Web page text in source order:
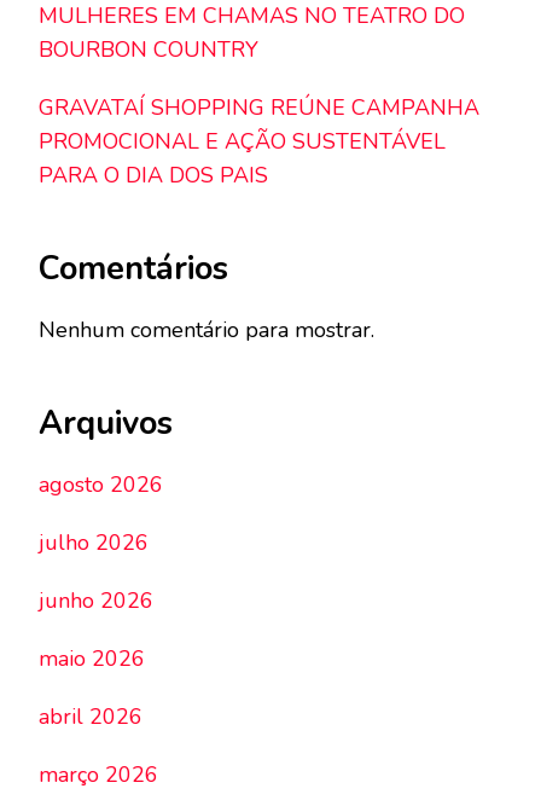
MULHERES EM CHAMAS NO TEATRO DO
BOURBON COUNTRY
GRAVATAÍ SHOPPING REÚNE CAMPANHA
PROMOCIONAL E AÇÃO SUSTENTÁVEL
PARA O DIA DOS PAIS
Comentários
Nenhum comentário para mostrar.
Arquivos
agosto 2026
julho 2026
junho 2026
maio 2026
abril 2026
março 2026